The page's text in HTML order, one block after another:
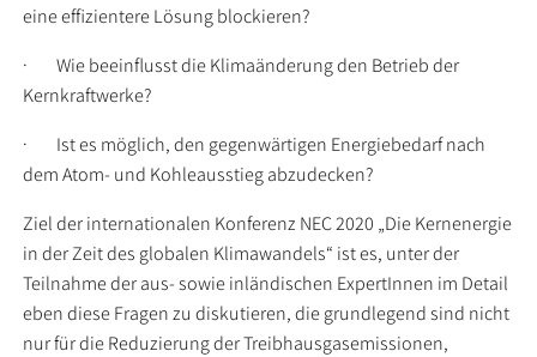
eine effizientere Lösung blockieren?
· Wie beeinflusst die Klimaänderung den Betrieb der
Kernkraftwerke?
· Ist es möglich, den gegenwärtigen Energiebedarf nach
dem Atom- und Kohleausstieg abzudecken?
Ziel der internationalen Konferenz NEC 2020 „Die Kernenergie
in der Zeit des globalen Klimawandels“ ist es, unter der
Teilnahme der aus- sowie inländischen ExpertInnen im Detail
eben diese Fragen zu diskutieren, die grundlegend sind nicht
nur für die Reduzierung der Treibhausgasemissionen,